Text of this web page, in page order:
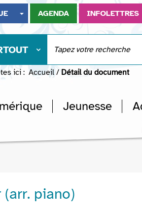
AGENDA INFOLETTRES
ici : Accueil / Détail du document
Jeunesse
piano)